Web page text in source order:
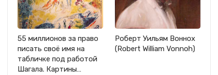
55 миллионов за право
писать своё имя на
табличке под работой
Шагала. Картины…
Роберт Уильям Воннох
(Robert William Vonnoh)